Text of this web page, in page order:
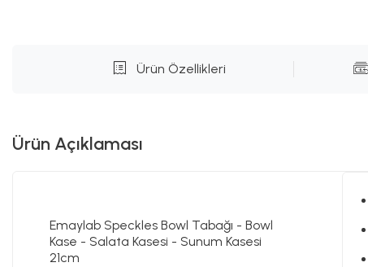
Ürün Özellikleri
Ürün Açıklaması
Emaylab Speckles Bowl Tabağı - Bowl
Kase - Salata Kasesi - Sunum Kasesi
21cm